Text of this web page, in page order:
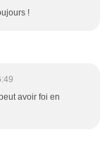
!
avoir foi en